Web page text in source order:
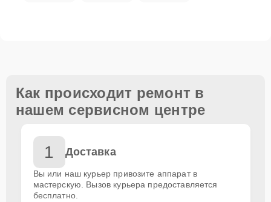
Как происходит ремонт в
нашем сервисном центре
1 Доставка
Вы или наш курьер привозите аппарат в
мастерскую. Вызов курьера предоставляется
бесплатно.